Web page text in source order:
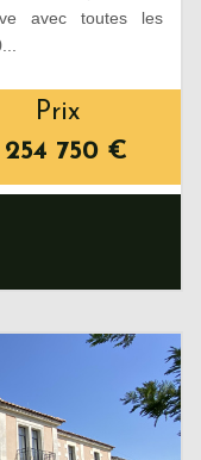
avec toutes les
Prix
254 750 €